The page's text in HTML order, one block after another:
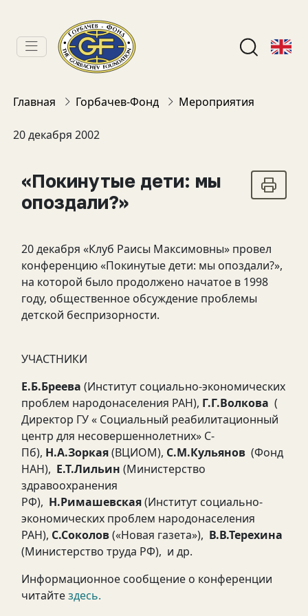
Главная Горбачев-Фонд Мероприятия
20 декабря 2002
«Покинутые дети: мы
опоздали?»
20 декабря «Клуб Раисы Максимовны» провел
конференцию «Покинутые дети: мы опоздали?»,
на которой было продолжено начатое в 1998
году, общественное обсуждение проблемы
детской беспризорности.
УЧАСТНИКИ
Е.Б.Бреева (Институт социально-экономических
проблем народонаселения РАН), Г.Г.Волкова (
Директор ГУ « Социальный реабилитационный
центр для несовершеннолетних» С-
Пб), Н.А.Зоркая(ВЦИОМ), С.М.Кульянов(Фонд
НАН), Е.Т.Лильин (Министерство
здравоохранения
РФ), Н.Римашевская(Институт социально-
экономических проблем народонаселения
РАН), С.Соколов(«Новая газета»), В.В.Терехина
(Министерство труда РФ), и др.
Информационное сообщение о конференции
читайтездесь.